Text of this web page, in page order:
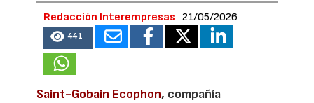
Redacción Interempresas 21/05/2026
441
Saint-Gobain Ecophon, compañía